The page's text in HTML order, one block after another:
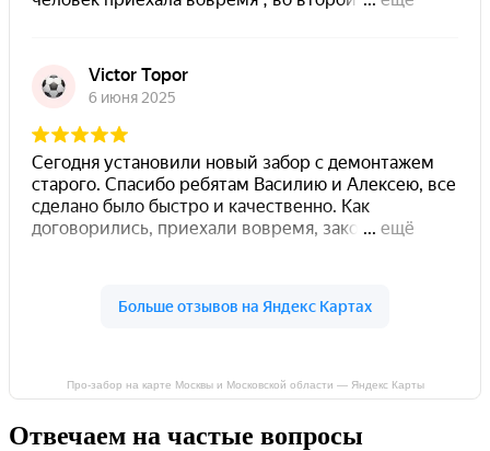
Про-забор на карте Москвы и Московской области — Яндекс Карты
Отвечаем на частые вопросы